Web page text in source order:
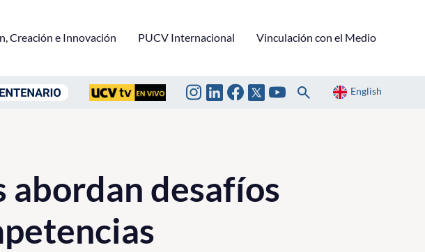
Creación e Innovación PUCV Internacional Vinculación con el Medio
English
desafíos